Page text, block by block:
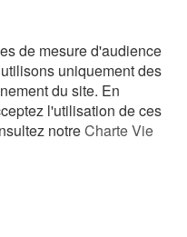
de mesure d'audience
uniquement des
du site. En
l'utilisation de ces
notreCharte Vie